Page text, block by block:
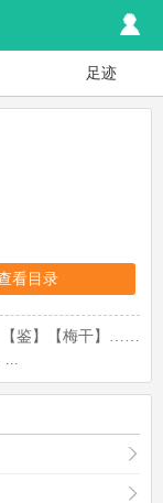
足迹
看目录
【鉴】【梅干】……
...